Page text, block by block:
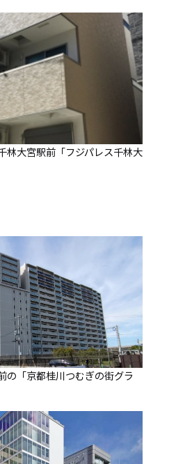
大宮駅前「フジパレス千林大
の「京都桂川つむぎの街グラ